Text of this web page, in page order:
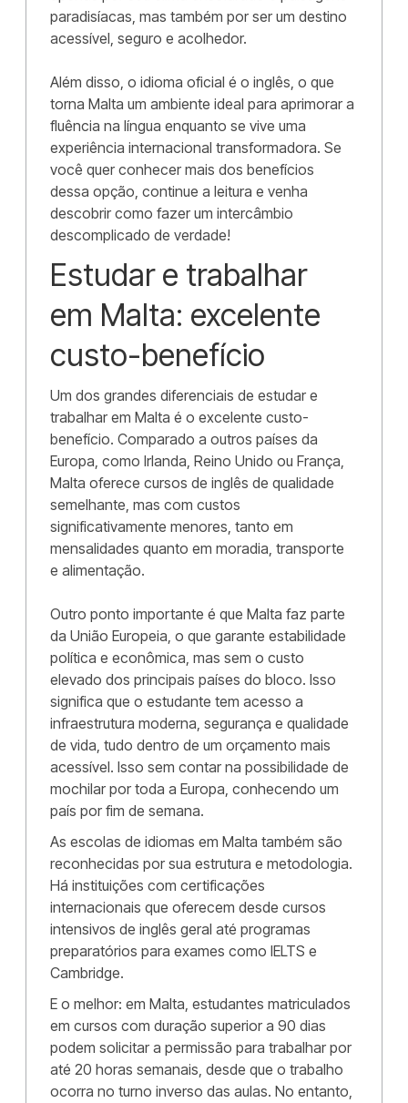
paradisíacas, mas também por ser um destino
acessível, seguro e acolhedor.
Além disso, o idioma oficial é o inglês, o que
torna Malta um ambiente ideal para aprimorar a
fluência na língua enquanto se vive uma
experiência internacional transformadora. Se
você quer conhecer mais dos benefícios
dessa opção, continue a leitura e venha
descobrir como fazer um intercâmbio
descomplicado de verdade!
Estudar e trabalhar
em Malta: excelente
custo-benefício
Um dos grandes diferenciais de estudar e
trabalhar em Malta é o excelente custo-
benefício. Comparado a outros países da
Europa, como Irlanda, Reino Unido ou França,
Malta oferece cursos de inglês de qualidade
semelhante, mas com custos
significativamente menores, tanto em
mensalidades quanto em moradia, transporte
e alimentação.
Outro ponto importante é que Malta faz parte
da União Europeia, o que garante estabilidade
política e econômica, mas sem o custo
elevado dos principais países do bloco. Isso
significa que o estudante tem acesso a
infraestrutura moderna, segurança e qualidade
de vida, tudo dentro de um orçamento mais
acessível. Isso sem contar na possibilidade de
mochilar por toda a Europa, conhecendo um
país por fim de semana.
As escolas de idiomas em Malta também são
reconhecidas por sua estrutura e metodologia.
Há instituições com certificações
internacionais que oferecem desde cursos
intensivos de inglês geral até programas
preparatórios para exames como IELTS e
Cambridge.
E o melhor: em Malta, estudantes matriculados
em cursos com duração superior a 90 dias
podem solicitar a permissão para trabalhar por
até 20 horas semanais, desde que o trabalho
ocorra no turno inverso das aulas. No entanto,